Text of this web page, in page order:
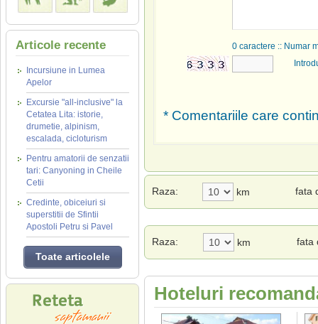
Articole recente
Incursiune in Lumea
Apelor
Excursie "all-inclusive" la
Cetatea Lita: istorie,
drumetie, alpinism,
escalada, cicloturism
Pentru amatorii de senzatii
tari: Canyoning in Cheile
Cetii
Credinte, obiceiuri si
superstitii de Sfintii
Apostoli Petru si Pavel
Toate articolele
0 caractere :: Numar
* Comentariile care
Raza: km fata
Raza: km fata
Hoteluri